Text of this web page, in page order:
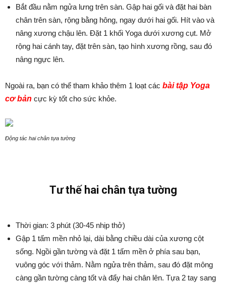
Bắt đầu nằm ngửa lưng trên sàn. Gập hai gối và đặt hai bàn
chân trên sàn, rộng bằng hông, ngay dưới hai gối. Hít vào và
nâng xương chậu lên. Đặt 1 khối Yoga dưới xương cụt. Mở
rộng hai cánh tay, đặt trên sàn, tạo hình xương rồng, sau đó
nâng ngực lên.
Ngoài ra, bạn có thể tham khảo thêm 1 loạt các bài tập Yoga
cơ bản cực kỳ tốt cho sức khỏe.
Động tác hai chân tựa tường
Tư thế hai chân tựa tường
Thời gian: 3 phút (30-45 nhịp thở)
Gập 1 tấm mền nhỏ lại, dài bằng chiều dài của xương cột
sống. Ngồi gần tường và đặt 1 tấm mền ở phía sau bạn,
vuông góc với thảm. Nằm ngửa trên thảm, sau đó đặt mông
càng gần tường càng tốt và đẩy hai chân lên. Tựa 2 tay sang